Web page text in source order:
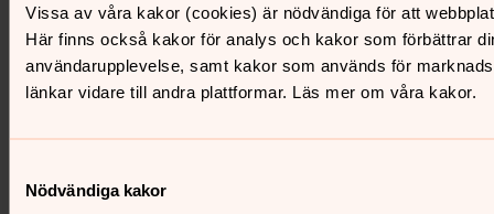
Vissa av våra kakor (cookies) är nödvändiga för att
Här finns också kakor för analys och kakor som förbättrar
användarupplevelse, samt kakor som används för
länkar vidare till andra plattformar. Läs mer om våra kakor.
Nödvändiga kakor
Vi träffas första onsdagen i månaden kl. 12 i
församlingslokalen på Zeppelinstr. 63 för att
diskutera och umgås.
Vi är herrar som har ledigt mitt på dagen och
livliga diskussioner om aktuella teman i Sverige,